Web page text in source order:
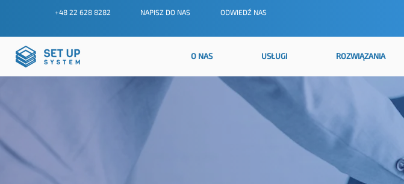
+48 22 628 8282 NAPISZ DO NAS ODWIEDŹ NAS
O NAS USŁUGI ROZWIĄZANIA